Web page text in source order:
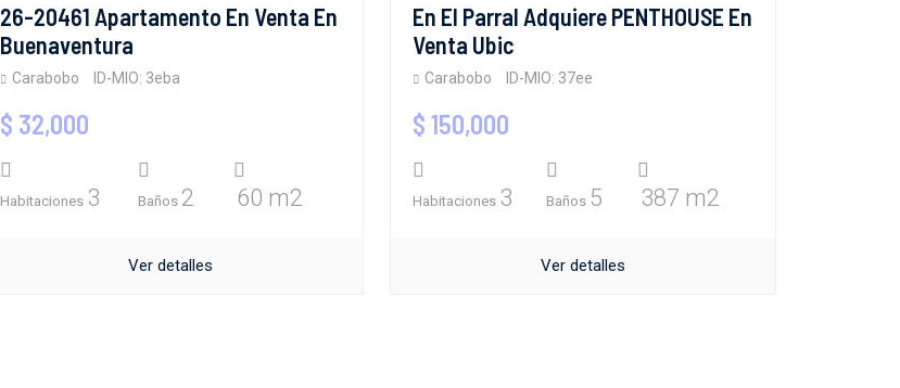
26-20461 Apartamento En Venta En
Buenaventura
Carabobo ID-MIO: 3eba
$ 32,000
Habitaciones 3 Baños 2 60 m2
Ver detalles
En El Parral Adquiere PENTHOUSE En
Venta Ubic
Carabobo ID-MIO: 37ee
$ 150,000
Habitaciones 3 Baños 5 387 m2
Ver detalles